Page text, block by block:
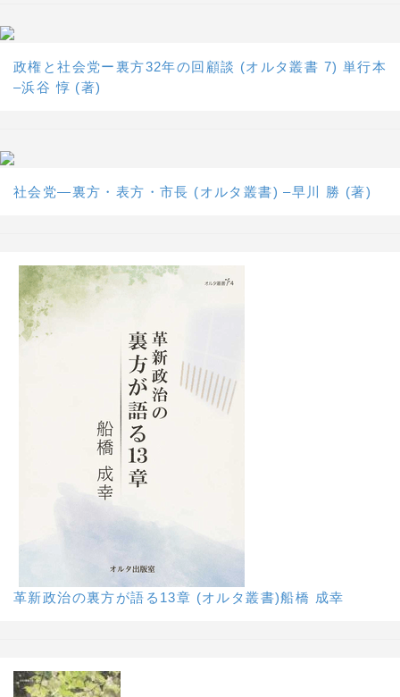
政権と社会党ー裏方32年の回顧談 (オルタ叢書 7) 単行本
–浜谷 惇 (著)
社会党―裏方・表方・市長 (オルタ叢書) –早川 勝 (著)
革新政治の裏方が語る13章 (オルタ叢書)船橋 成幸